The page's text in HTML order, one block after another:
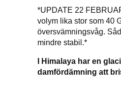
*UPDATE 22
volym lika stor som 40
översvämningsvåg.
mindre stabil.*
I Himalaya har en
damfördämning att